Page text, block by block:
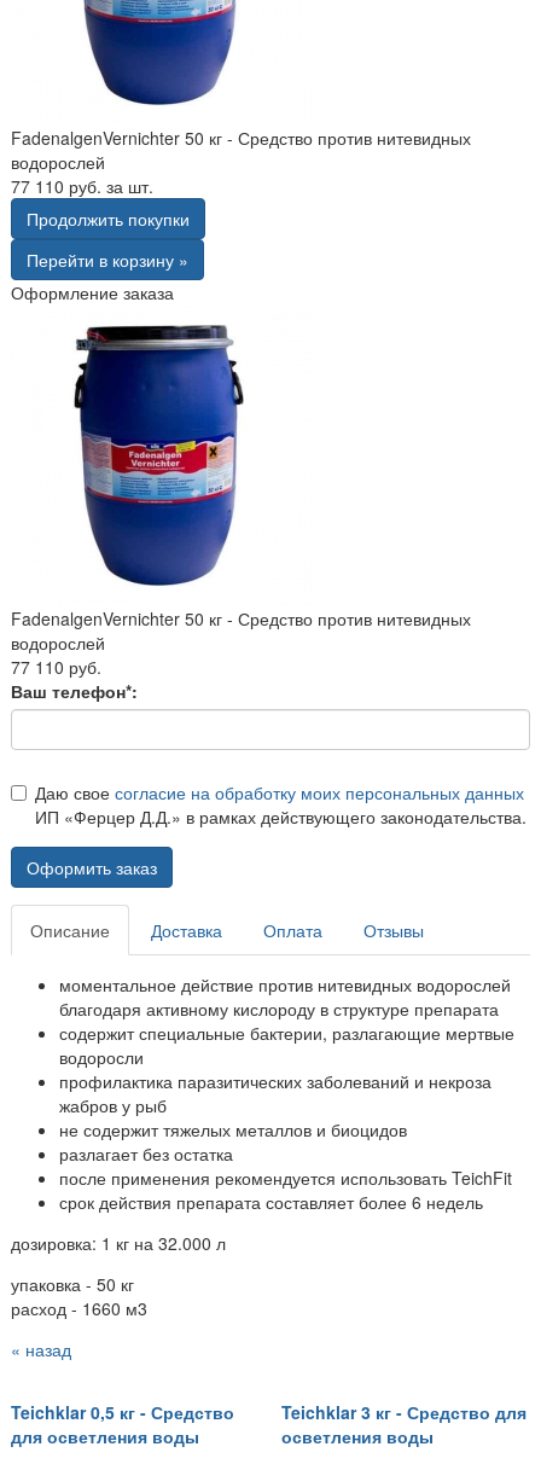
FadenalgenVernichter 50 кг - Средство против нитевидных
водорослей
77 110 руб. за шт.
Продолжить покупки
Перейти в корзину »
Оформление заказа
FadenalgenVernichter 50 кг - Средство против нитевидных
водорослей
77 110 руб.
Ваш телефон*:
Даю свое согласие на обработку моих персональных данных
ИП «Ферцер Д.Д.» в рамках действующего законодательства.
Оформить заказ
Описание Доставка Оплата Отзывы
моментальное действие против нитевидных водорослей
благодаря активному кислороду в структуре препарата
содержит специальные бактерии, разлагающие мертвые
водоросли
профилактика паразитических заболеваний и некроза
жабров у рыб
не содержит тяжелых металлов и биоцидов
разлагает без остатка
после применения рекомендуется использовать TeichFit
срок действия препарата составляет более 6 недель
дозировка: 1 кг на 32.000 л
упаковка - 50 кг
расход - 1660 м3
« назад
Teichklar 0,5 кг - Средство
для осветления воды
Teichklar 3 кг - Средство для
осветления воды